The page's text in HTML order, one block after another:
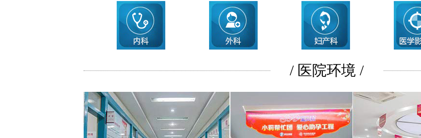
/ 医院环境 /